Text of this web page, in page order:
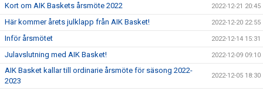
Kort om AIK Baskets årsmöte 2022 2022-12-21 20:45
Här kommer årets julklapp från AIK Basket! 2022-12-20 22:55
Inför årsmötet 2022-12-14 15:31
Julavslutning med AIK Basket! 2022-12-09 09:10
AIK Basket kallar till ordinarie årsmöte för säsong 2022-
2023
2022-12-05 18:30